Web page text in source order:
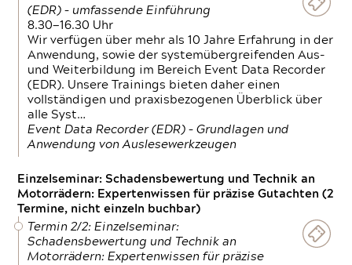
(EDR) – umfassende Einführung
8.30—16.30 Uhr
Wir verfügen über mehr als 10 Jahre Erfahrung in der
Anwendung, sowie der systemübergreifenden Aus-
und Weiterbildung im Bereich Event Data Recorder
(EDR). Unsere Trainings bieten daher einen
vollständigen und praxisbezogenen Überblick über
alle Syst…
Event Data Recorder (EDR) – Grundlagen und
Anwendung von Auslesewerkzeugen
Einzelseminar: Schadensbewertung und Technik an
Motorrädern: Expertenwissen für präzise Gutachten (2
Termine, nicht einzeln buchbar)
Termin 2/2: Einzelseminar:
Schadensbewertung und Technik an
Motorrädern: Expertenwissen für präzise